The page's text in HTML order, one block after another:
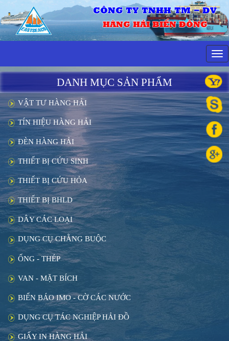
CÔNG TY TNHH TM - DV
HÀNG HẢI BIỂN ĐÔNG
DANH MỤC SẢN PHẨM
VẬT TƯ HÀNG HẢI
TÍN HIỆU HÀNG HẢI
ĐÈN HÀNG HẢI
THIẾT BỊ CỨU SINH
THIẾT BỊ CỨU HỎA
THIẾT BỊ BHLD
DÂY CÁC LOẠI
DỤNG CỤ CHẰNG BUỘC
ỐNG - THÉP
VAN - MẶT BÍCH
BIỂN BÁO IMO - CỜ CÁC NƯỚC
DỤNG CỤ TÁC NGHIỆP HẢI ĐỒ
GIẤY IN HÀNG HẢI